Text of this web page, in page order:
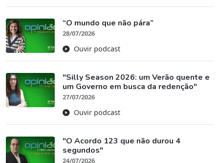
“O mundo que não pára”
28/07/2026
Ouvir podcast
"Silly Season 2026: um Verão quente e
um Governo em busca da redenção"
27/07/2026
Ouvir podcast
"O Acordo 123 que não durou 4
segundos"
24/07/2026